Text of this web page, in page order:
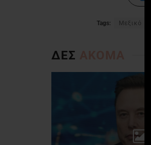
Tags: Μεξικό
ΔΕΣ